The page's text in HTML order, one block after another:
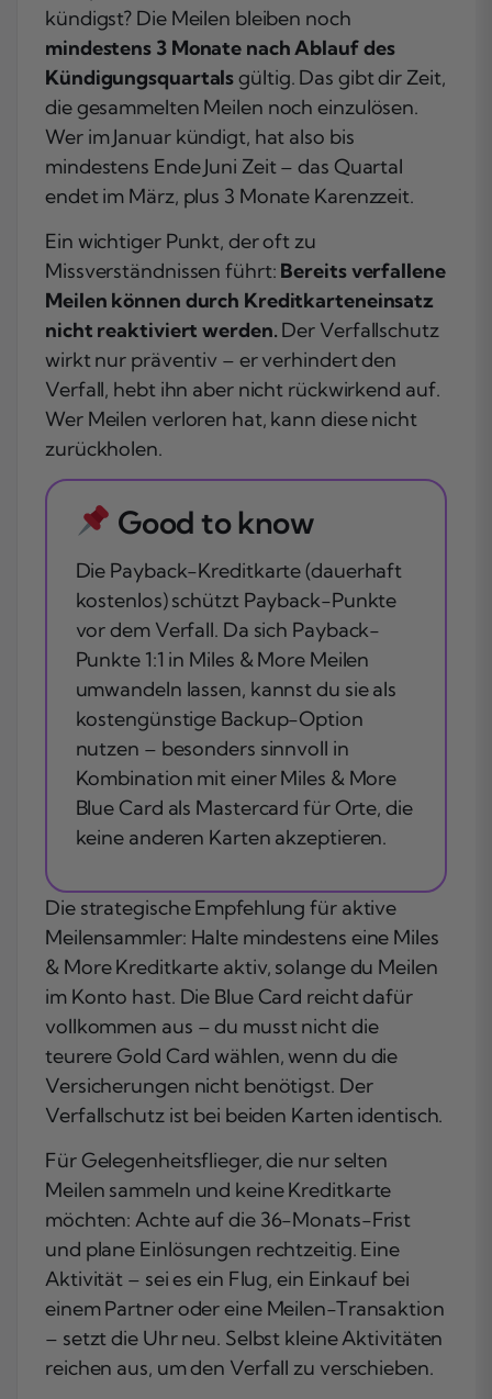
kündigst? Die Meilen bleiben noch
mindestens 3 Monate nach Ablauf des
Kündigungsquartalsgültig. Das gibt dir Zeit,
die gesammelten Meilen noch einzulösen.
Wer im Januar kündigt, hat also bis
mindestens Ende Juni Zeit – das Quartal
endet im März, plus 3 Monate Karenzzeit.
Ein wichtiger Punkt, der oft zu
Missverständnissen führt: Bereits verfallene
Meilen können durch Kreditkarteneinsatz
nicht reaktiviert werden. Der Verfallschutz
wirkt nur präventiv – er verhindert den
Verfall, hebt ihn aber nicht rückwirkend auf.
Wer Meilen verloren hat, kann diese nicht
zurückholen.
Good to know
Die Payback-Kreditkarte (dauerhaft
kostenlos) schützt Payback-Punkte
vor dem Verfall. Da sich Payback-
Punkte 1:1 in Miles & More Meilen
umwandeln lassen, kannst du sie als
kostengünstige Backup-Option
nutzen – besonders sinnvoll in
Kombination mit einer Miles & More
Blue Card als Mastercard für Orte, die
keine anderen Karten akzeptieren.
Die strategische Empfehlung für aktive
Meilensammler: Halte mindestens eine Miles
& More Kreditkarte aktiv, solange du Meilen
im Konto hast. Die Blue Card reicht dafür
vollkommen aus – du musst nicht die
teurere Gold Card wählen, wenn du die
Versicherungen nicht benötigst. Der
Verfallschutz ist bei beiden Karten identisch.
Für Gelegenheitsflieger, die nur selten
Meilen sammeln und keine Kreditkarte
möchten: Achte auf die 36-Monats-Frist
und plane Einlösungen rechtzeitig. Eine
Aktivität – sei es ein Flug, ein Einkauf bei
einem Partner oder eine Meilen-Transaktion
– setzt die Uhr neu. Selbst kleine Aktivitäten
reichen aus, um den Verfall zu verschieben.